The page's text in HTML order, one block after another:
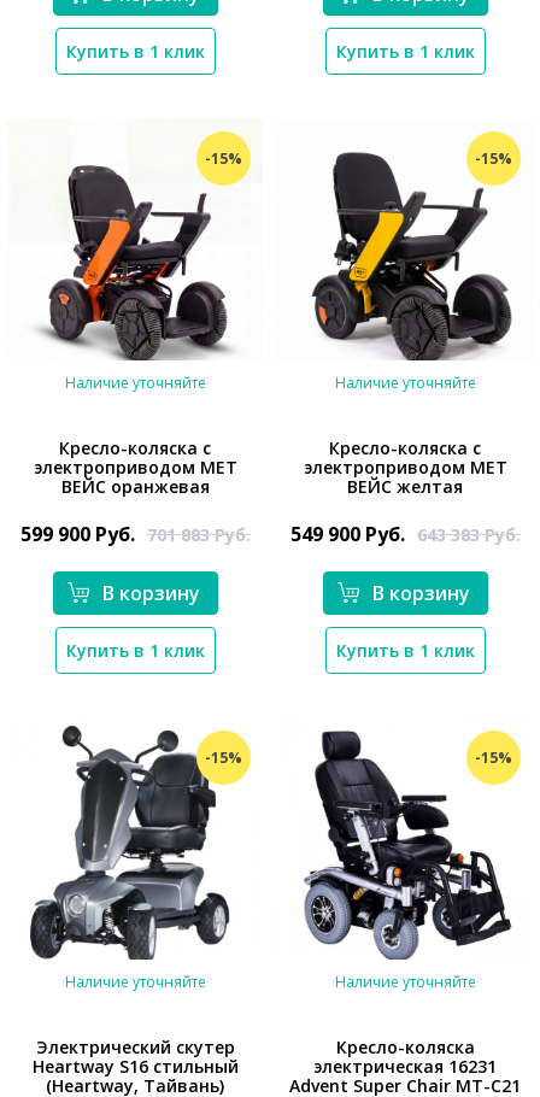
Купить в 1 клик Купить в 1 клик
-15%
*}
Наличие уточняйте
Кресло-коляска с
электроприводом MET
ВЕЙС оранжевая
599 900 Руб. 701 883Руб.
В корзину
Купить в 1 клик
-15%
*}
Наличие уточняйте
Кресло-коляска с
электроприводом MET
ВЕЙС желтая
549 900 Руб. 643 383Руб.
В корзину
Купить в 1 клик
-15%
Наличие уточняйте
Электрический скутер
Heartway S16 стильный
(Heartway, Тайвань)
-15%
Наличие уточняйте
Кресло-коляска
электрическая 16231
Advent Super Chair MT-C21